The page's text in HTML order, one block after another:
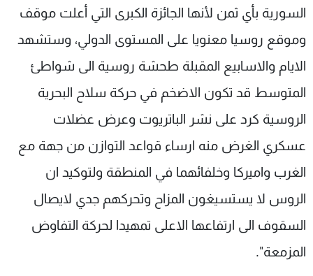
السورية بأي ثمن لأنها الجائزة الكبرى التي أعلت موقف
وموقع روسيا معنويا على المستوى الدولي، وستشهد
الايام والاسابيع المقبلة طحشة روسية الى شواطئ
المتوسط قد تكون الاضخم في حركة سلاح البحرية
الروسية كرد على نشر الباتريوت وعرض عضلات
عسكري الغرض منه ارساء قواعد التوازن من جهة مع
الغرب واميركا وخلفائهما في المنطقة ولتوكيد ان
الروس لا يستسيغون المزاح وتحركهم جدي لايصال
السقوف الى ارتفاعها الاعلى تمهيدا لحركة التفاوض
المزمعة".